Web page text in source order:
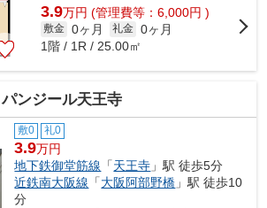
3.9万円 (管理費等：6,000円 )
敷金 0ヶ月 礼金 0ヶ月
1階 / 1R / 25.00㎡
ンジール天王寺
敷0 礼0
3.9万円
地下鉄御堂筋線 「天王寺 」駅 徒歩5分
近鉄南大阪線 「大阪阿部野橋 」駅 徒歩10
分